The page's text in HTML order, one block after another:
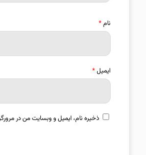
نام*
ایمیل*
ذخیره نام، ایمیل و وبسایت من در